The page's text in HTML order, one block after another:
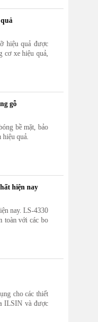
hiệu quả được
cơ xe hiệu quả,
gỗ
bề mặt, bảo
hiệu quả.
hiện nay
nay. LS-4330
toàn với các bo
cho các thiết
ILSIN và được